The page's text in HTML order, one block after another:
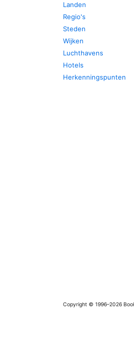
Landen
Regio's
Steden
Wijken
Luchthavens
Hotels
Herkenningspunten
Copyright © 1996–2026